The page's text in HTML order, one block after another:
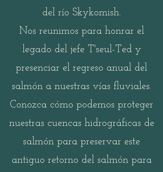
del río Skykomish.
Nos reunimos para honrar el
legado del jefe T'seul-Ted y
presenciar el regreso anual del
salmón a nuestras vías fluviales.
Conozca cómo podemos proteger
nuestras cuencas hidrográficas de
salmón para preservar este
antiguo retorno del salmón para